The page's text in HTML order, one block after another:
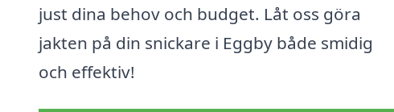
just dina behov och budget. Låt oss göra
jakten på din snickare i Eggby både smidig
och effektiv!